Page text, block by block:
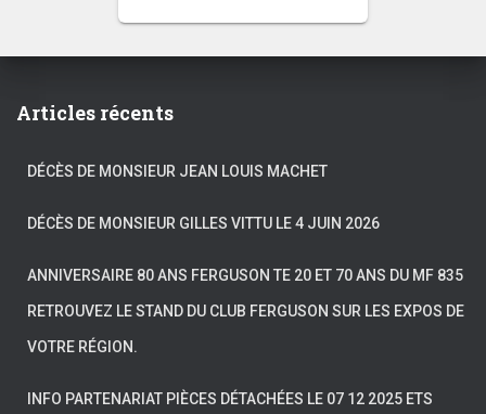
Articles récents
DÉCÈS DE MONSIEUR JEAN LOUIS MACHET
DÉCÈS DE MONSIEUR GILLES VITTU LE 4 JUIN 2026
ANNIVERSAIRE 80 ANS FERGUSON TE 20 ET 70 ANS DU MF 835
RETROUVEZ LE STAND DU CLUB FERGUSON SUR LES EXPOS DE
VOTRE RÉGION.
INFO PARTENARIAT PIÈCES DÉTACHÉES LE 07 12 2025 ETS